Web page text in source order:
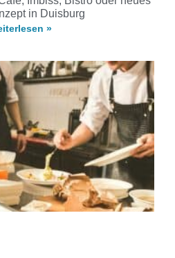
in Duisburg
»